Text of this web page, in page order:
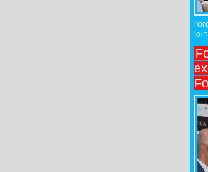
loin